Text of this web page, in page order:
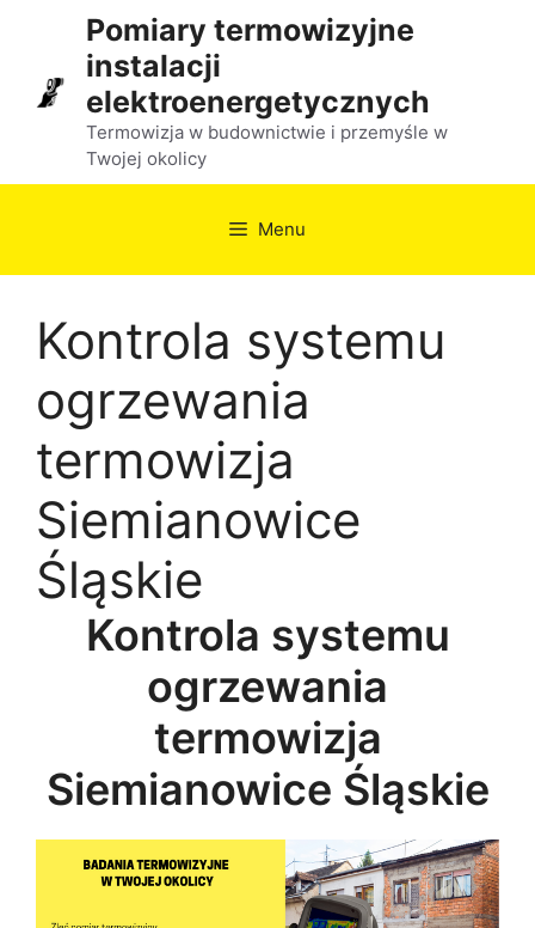
treści
Pomiary termowizyjne
instalacji
elektroenergetycznych
Termowizja w budownictwie i przemyśle w
Twojej okolicy
Menu
Kontrola systemu
ogrzewania
termowizja
Siemianowice
Śląskie
Kontrola systemu
ogrzewania
termowizja
Siemianowice Śląskie